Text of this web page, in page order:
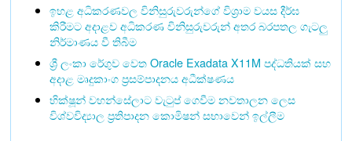
ඉහළ අධිකරණවල විනිසුරුවරුන්ගේ විශ්‍රාම වයස දීර්ඝ
කිරීමට අදාළව අධිකරණ විනිසුරුවරුන් අතර බරපතල ගැටලු
නිර්මාණය වී තිබීම
ශ්‍රී ලංකා රේගුව වෙත Oracle Exadata X11M පද්ධතියක් සහ
අදාළ මෘදුකාංග ප්‍රසම්පාදනය අධීක්ෂණය
භික්ෂූන් වහන්සේලාට වැටුප් ගෙවීම නවතාලන ලෙස
විශ්වවිද්‍යාල ප්‍රතිපාදන කොමිෂන් සභාවෙන් ඉල්ලීම